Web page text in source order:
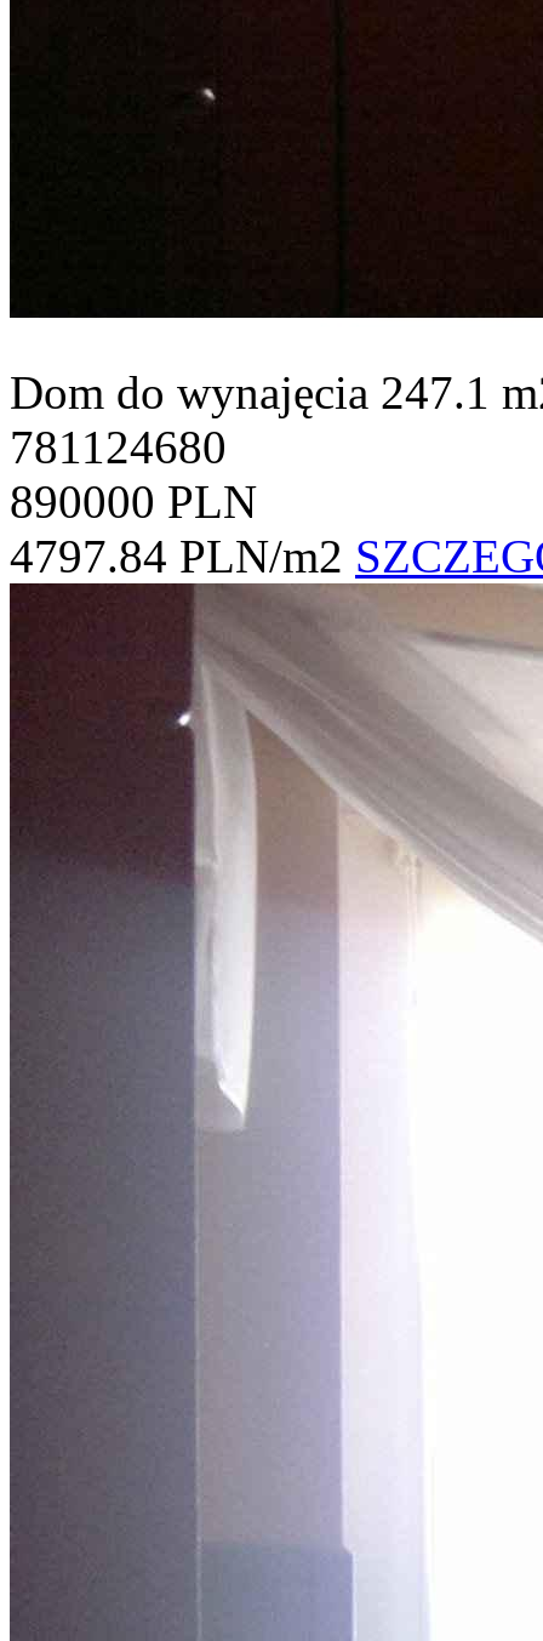
Dom do wynajęcia 247.1
781124680
890000 PLN
4797.84 PLN/m2